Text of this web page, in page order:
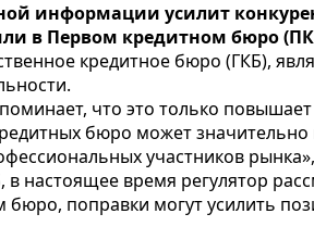
информации усилит
в Первом кредитном бюро
кредитное бюро (ГКБ),
что это только повышает
бюро может значительно
участников
настоящее время регулятор
поправки могут усилить